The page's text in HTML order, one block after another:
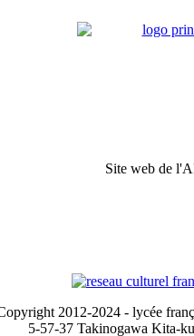
Site web de
2012-2024 - lycée
5-57-37 Takinogawa Kita-